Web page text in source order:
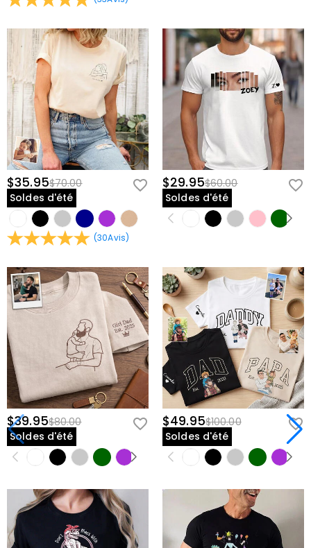
$35.95$70.00
Soldes d'été
(30Avis)
$29.95$60.00
Soldes d'été
$39.95$80.00
Soldes d'été
$49.95$100.00
Soldes d'été